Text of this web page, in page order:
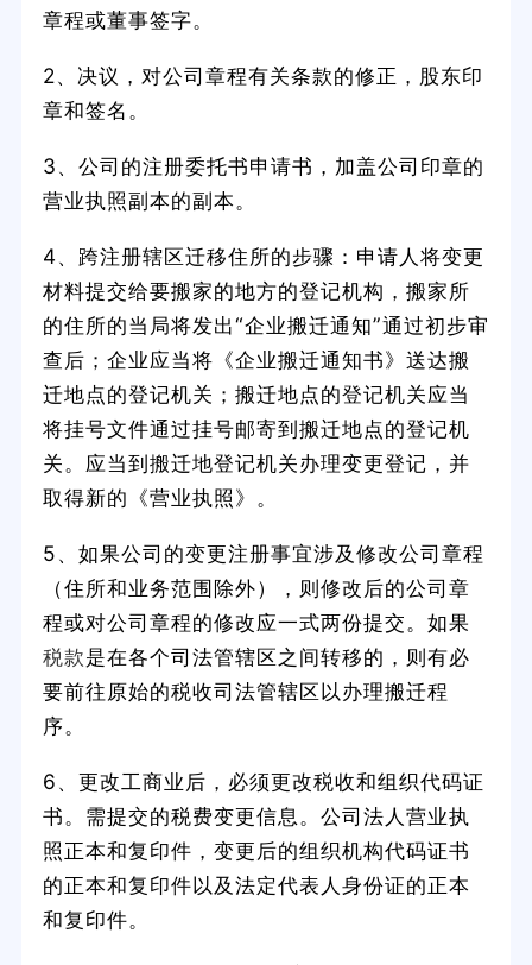
章程或董事签字。
2、决议，对公司章程有关条款的修正，股东印
章和签名。
3、公司的注册委托书申请书，加盖公司印章的
营业执照副本的副本。
4、跨注册辖区迁移住所的步骤：申请人将变更
材料提交给要搬家的地方的登记机构，搬家所
的住所的当局将发出“企业搬迁通知”通过初步审
查后；企业应当将《企业搬迁通知书》送达搬
迁地点的登记机关；搬迁地点的登记机关应当
将挂号文件通过挂号邮寄到搬迁地点的登记机
关。应当到搬迁地登记机关办理变更登记，并
取得新的《营业执照》。
5、如果公司的变更注册事宜涉及修改公司章程
（住所和业务范围除外），则修改后的公司章
程或对公司章程的修改应一式两份提交。如果
税款是在各个司法管辖区之间转移的，则有必
要前往原始的税收司法管辖区以办理搬迁程
序。
6、更改工商业后，必须更改税收和组织代码证
书。需提交的税费变更信息。公司法人营业执
照正本和复印件，变更后的组织机构代码证书
的正本和复印件以及法定代表人身份证的正本
和复印件。